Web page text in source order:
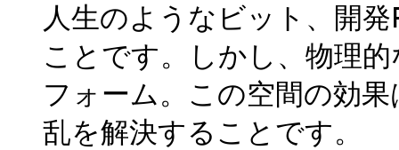
人生のようなビット、開
ことです。しかし、物理
フォーム。この空間の効
乱を解決することです。